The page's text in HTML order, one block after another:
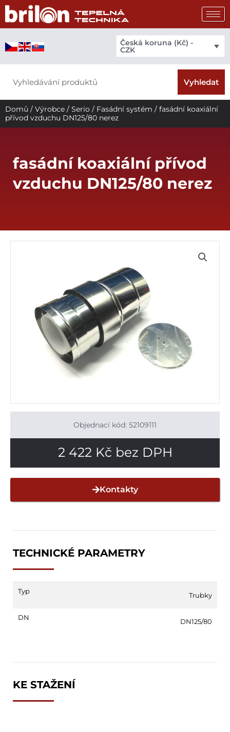
Přeskočit
obsah
Česká koruna (Kč) -
CZK
Vyhledat
Domů / Výrobce / Serio / Fasádní systém / fasádní koaxiální
přívod vzduchu DN125/80 nerez
fasádní koaxiální přívod
vzduchu DN125/80 nerez
TECHNICKÉ PARAMETRY
Typ Trubky
DN DN125/80
KE STAŽENÍ
Objednací kód: 52109111
2 422 Kč bez DPH
Kontakty